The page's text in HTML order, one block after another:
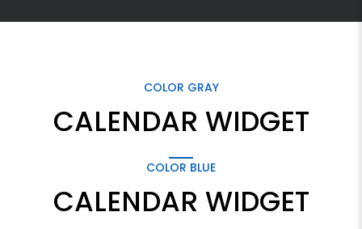
COLOR GRAY
CALENDAR WIDGET
COLOR BLUE
CALENDAR WIDGET